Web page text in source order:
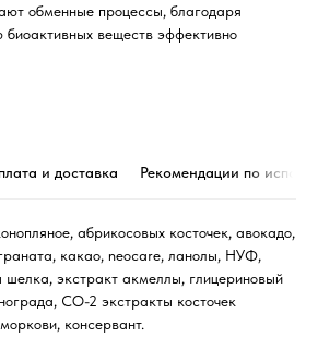
обменные процессы, благодаря
веществ эффективно
и доставка Рекомендации по
абрикосовых косточек, авокадо,
какао, neocare, ланолы, НУФ,
шелка, экстракт акмеллы, глицериновый
СО-2 экстракты косточек
консервант.